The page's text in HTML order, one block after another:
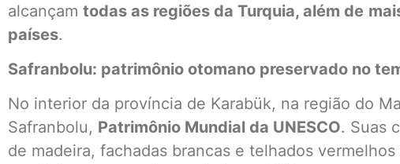
alcançam todas as regiões da Turquia, além de
países.
Safranbolu: patrimônio otomano preservado no
No interior da província de Karabük, na região do
Safranbolu, Patrimônio Mundial da UNESCO. Suas
de madeira, fachadas brancas e telhados